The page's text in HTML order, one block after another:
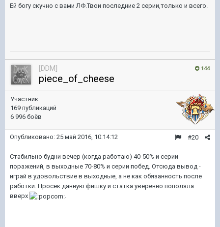
Ей богу скучно с вами ЛФ.Твои последние 2 серии,только и всего.
144
[DDM]
piece_of_cheese
Участник
169 публикаций
6 996 боёв
#20
Опубликовано: 25 май 2016, 10:14:12
Стабильно будни вечер (когда работаю) 40-50% и серии
поражений, в выходные 70-80% и серии побед. Отсюда вывод -
играй в удовольствие в выходные, а не как обязанность после
работки. Просек данную фишку и статка уверенно поползла
вверх
.